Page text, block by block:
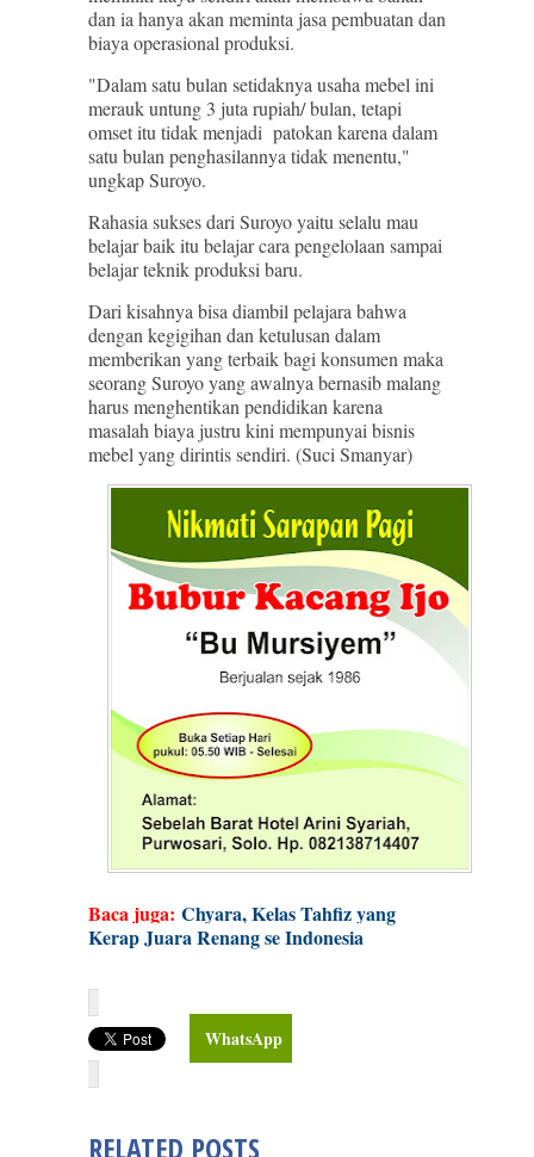
dan ia hanya akan meminta jasa pembuatan dan
biaya operasional produksi.
"Dalam satu bulan setidaknya usaha mebel ini
merauk untung 3 juta rupiah/ bulan, tetapi
omset itu tidak menjadi patokan karena dalam
satu bulan penghasilannya tidak menentu,"
ungkap Suroyo.
Rahasia sukses dari Suroyo yaitu selalu mau
belajar baik itu belajar cara pengelolaan sampai
belajar teknik produksi baru.
Dari kisahnya bisa diambil pelajara bahwa
dengan kegigihan dan ketulusan dalam
memberikan yang terbaik bagi konsumen maka
seorang Suroyo yang awalnya bernasib malang
harus menghentikan pendidikan karena
masalah biaya justru kini mempunyai bisnis
mebel yang dirintis sendiri. (Suci Smanyar)
Baca juga: Chyara, Kelas Tahfiz yang
Kerap Juara Renang se Indonesia
WhatsApp
RELATED POSTS